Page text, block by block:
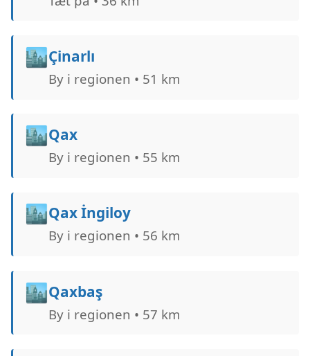
🏙️Çinarlı
By i regionen • 51 km
🏙️Qax
By i regionen • 55 km
🏙️Qax İngiloy
By i regionen • 56 km
🏙️Qaxbaş
By i regionen • 57 km